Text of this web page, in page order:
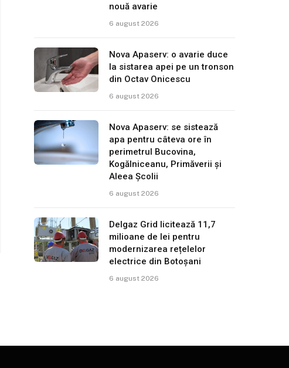
nouă avarie
6 august 2026
Nova Apaserv: o avarie duce
la sistarea apei pe un tronson
din Octav Onicescu
6 august 2026
Nova Apaserv: se sistează
apa pentru câteva ore în
perimetrul Bucovina,
Kogălniceanu, Primăverii și
Aleea Școlii
6 august 2026
Delgaz Grid licitează 11,7
milioane de lei pentru
modernizarea rețelelor
electrice din Botoșani
6 august 2026